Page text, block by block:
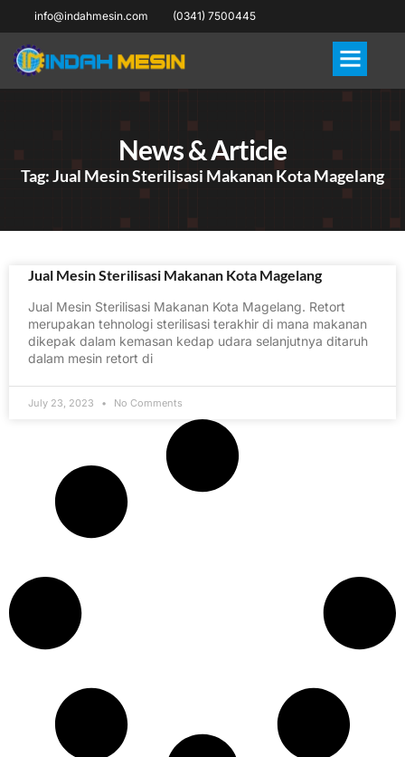
info@indahmesin.com (0341) 7500445
News & Article
Tag: Jual Mesin Sterilisasi Makanan Kota Magelang
Jual Mesin Sterilisasi Makanan Kota Magelang
Jual Mesin Sterilisasi Makanan Kota Magelang. Retort
merupakan tehnologi sterilisasi terakhir di mana makanan
dikepak dalam kemasan kedap udara selanjutnya ditaruh
dalam mesin retort di
July 23, 2023 No Comments